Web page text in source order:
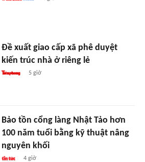
Đề xuất giao cấp xã phê duyệt
kiến trúc nhà ở riêng lẻ
5 giờ
Bảo tồn cổng làng Nhật Tảo hơn
100 năm tuổi bằng kỹ thuật nâng
nguyên khối
4 giờ